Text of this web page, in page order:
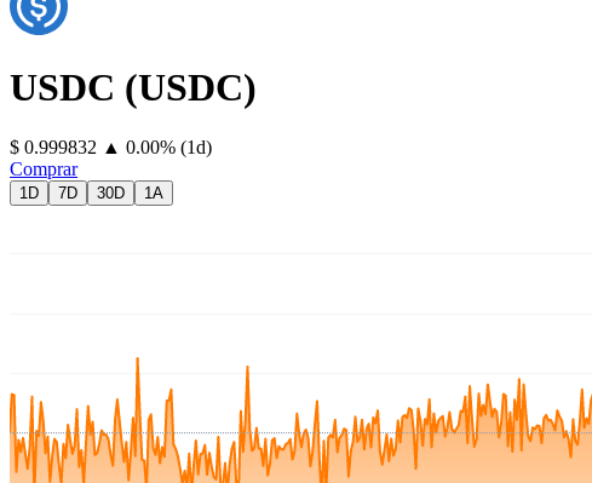
USDC (USDC)
⁦$⁩ 0.999832 ▲ 0.00% (1d)
Comprar
1D 7D 30D 1A